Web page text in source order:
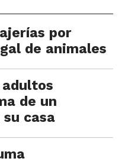
por
de animales
de un
casa